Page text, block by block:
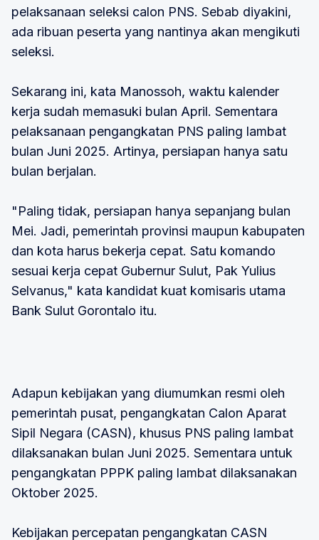
pelaksanaan seleksi calon PNS. Sebab diyakini,
ada ribuan peserta yang nantinya akan mengikuti
seleksi.
Sekarang ini, kata Manossoh, waktu kalender
kerja sudah memasuki bulan April. Sementara
pelaksanaan pengangkatan PNS paling lambat
bulan Juni 2025. Artinya, persiapan hanya satu
bulan berjalan.
"Paling tidak, persiapan hanya sepanjang bulan
Mei. Jadi, pemerintah provinsi maupun kabupaten
dan kota harus bekerja cepat. Satu komando
sesuai kerja cepat Gubernur Sulut, Pak Yulius
Selvanus," kata kandidat kuat komisaris utama
Bank Sulut Gorontalo itu.
Adapun kebijakan yang diumumkan resmi oleh
pemerintah pusat, pengangkatan Calon Aparat
Sipil Negara (CASN), khusus PNS paling lambat
dilaksanakan bulan Juni 2025. Sementara untuk
pengangkatan PPPK paling lambat dilaksanakan
Oktober 2025.
Kebijakan percepatan pengangkatan CASN